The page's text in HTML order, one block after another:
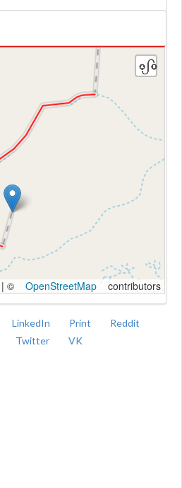
| © OpenStreetMap contributors
LinkedIn Print
Reddit
Twitter VK